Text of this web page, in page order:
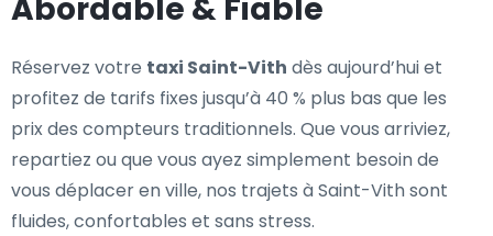
Abordable & Fiable
Réservez votre taxi Saint-Vith dès aujourd’hui et
profitez de tarifs fixes jusqu’à 40 % plus bas que les
prix des compteurs traditionnels. Que vous arriviez,
repartiez ou que vous ayez simplement besoin de
vous déplacer en ville, nos trajets à Saint-Vith sont
fluides, confortables et sans stress.